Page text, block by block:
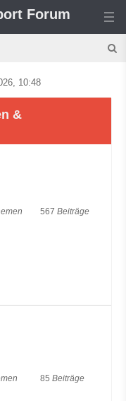
Forum
10:48
&
567 Beiträge
85 Beiträge